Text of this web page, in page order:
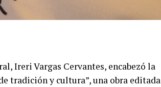
Ireri Vargas Cervantes, encabezó la
tradición y cultura”, una obra editada